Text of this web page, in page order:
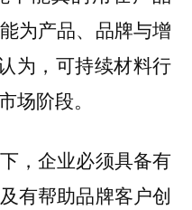
为产品、品牌与增
为，可持续材料行
场阶段。
，企业必须具备有
有帮助品牌客户创